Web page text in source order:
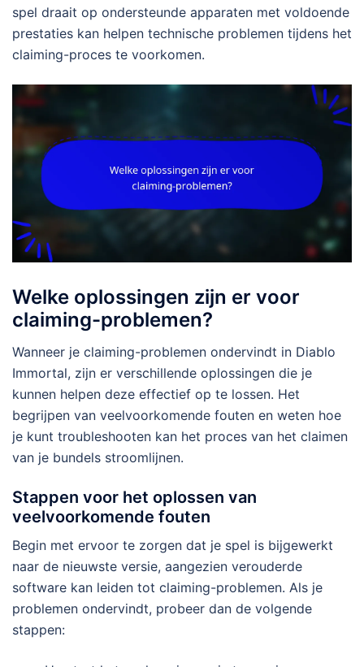
spel draait op ondersteunde apparaten met voldoende
prestaties kan helpen technische problemen tijdens het
claiming-proces te voorkomen.
Welke oplossingen zijn er voor
claiming-problemen?
Wanneer je claiming-problemen ondervindt in Diablo
Immortal, zijn er verschillende oplossingen die je
kunnen helpen deze effectief op te lossen. Het
begrijpen van veelvoorkomende fouten en weten hoe
je kunt troubleshooten kan het proces van het claimen
van je bundels stroomlijnen.
Stappen voor het oplossen van
veelvoorkomende fouten
Begin met ervoor te zorgen dat je spel is bijgewerkt
naar de nieuwste versie, aangezien verouderde
software kan leiden tot claiming-problemen. Als je
problemen ondervindt, probeer dan de volgende
stappen: